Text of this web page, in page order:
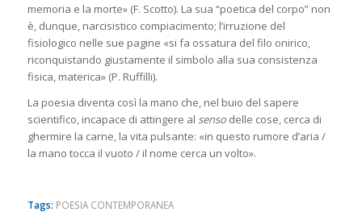
memoria e la morte» (F. Scotto). La sua “poetica del corpo” non
è, dunque, narcisistico compiacimento; l’irruzione del
fisiologico nelle sue pagine «si fa ossatura del filo onirico,
riconquistando giustamente il simbolo alla sua consistenza
fisica, materica» (P. Ruffilli).
La poesia diventa così la mano che, nel buio del sapere
scientifico, incapace di attingere al sensodelle cose, cerca di
ghermire la carne, la vita pulsante: «in questo rumore d’aria /
la mano tocca il vuoto / il nome cerca un volto».
Tags: POESIA CONTEMPORANEA